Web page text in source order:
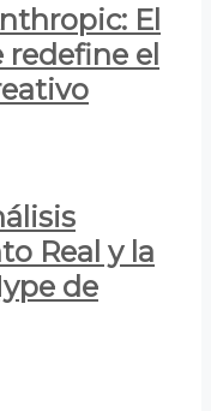
El
redefine el
Real y la
de